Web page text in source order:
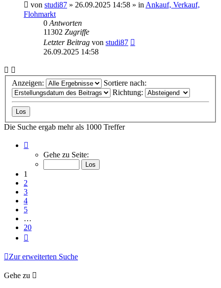
von studi87 » 26.09.2025 14:58 » in Ankauf, Verkauf,
Flohmarkt
0 Antworten
11302 Zugriffe
Letzter Beitrag von studi87
26.09.2025 14:58
Anzeigen:
Sortiere nach:
Richtung:
Die Suche ergab mehr als 1000 Treffer
von
Gehe zu Seite:
1
2
3
4
5
…
20
Zur erweiterten Suche
Gehe zu